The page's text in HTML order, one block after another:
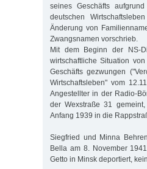
seines Geschäfts
deutschen
Änderung von
Zwangsnamen vorschrieb.
Mit dem Beginn der NS-
wirtschaftliche Situation
Geschäfts gezwungen
Wirtschaftsleben" vom
Angestellter in der Radio-
der Wexstraße 31
Anfang 1939 in die
Siegfried und Minna
Bella am 8. November
Getto in Minsk deportiert,